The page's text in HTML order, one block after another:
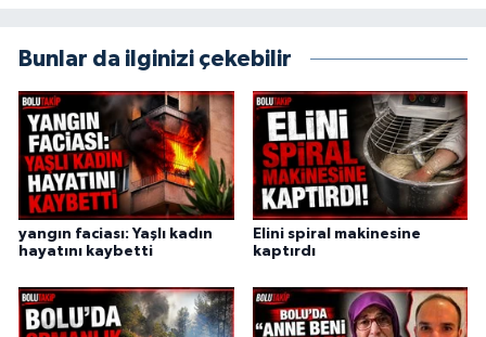
Bunlar da ilginizi çekebilir
yangın faciası: Yaşlı kadın
hayatını kaybetti
Elini spiral makinesine
kaptırdı